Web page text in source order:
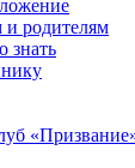
родителям
знать